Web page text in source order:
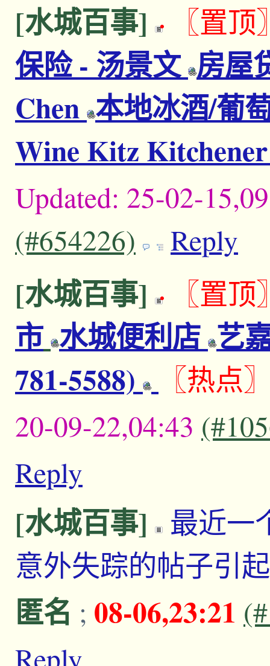
[水城百事] 〖置顶
保险 - 汤景文 房屋
Chen 本地冰酒/葡
Wine Kitz
Updated: 25-02-
(#654226)
Reply
[水城百事] 〖置顶
市 水城便利店 艺
781-5588)
〖热点
20-09-22,04:43
Reply
[水城百事]
最近一
意外失踪的帖子引
匿名 ; 08-06,23:21
Reply